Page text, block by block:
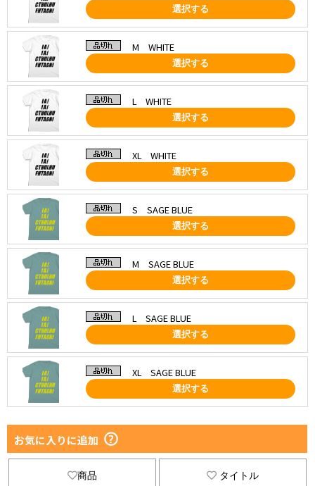
選択する
M WHITE
選択する
L WHITE
選択する
XL WHITE
選択する
S SAGE BLUE
選択する
M SAGE BLUE
選択する
L SAGE BLUE
選択する
XL SAGE BLUE
選択する
お気に入りに追加
商品 タイトル